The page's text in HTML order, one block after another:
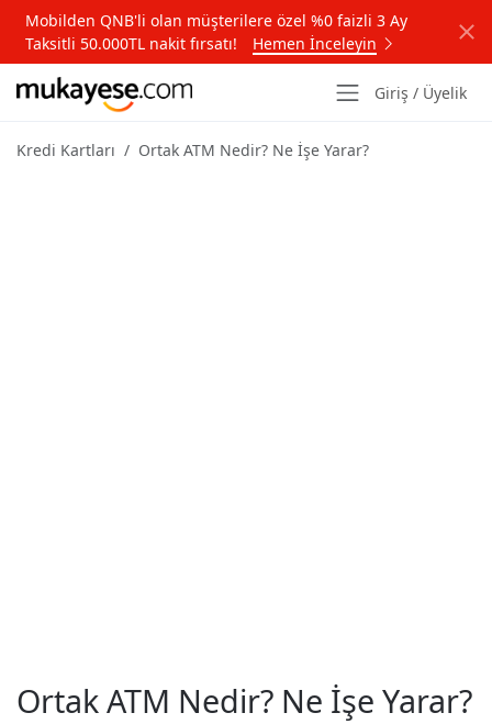
Mobilden QNB'li olan müşterilere özel %0 faizli 3 Ay
Taksitli 50.000TL nakit fırsatı!
Hemen İnceleyin
Giriş / Üyelik
Kredi Kartları Ortak ATM Nedir? Ne İşe Yarar?
Ortak ATM Nedir? Ne İşe Yarar?